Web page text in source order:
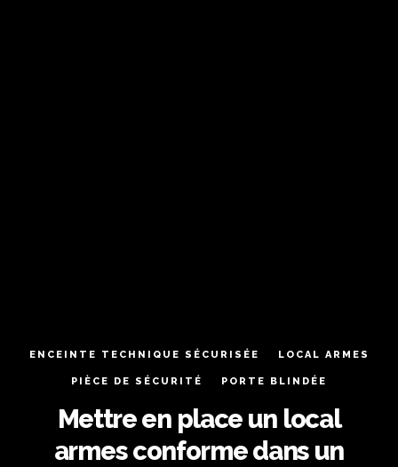
ENCEINTE TECHNIQUE SÉCURISÉE LOCAL ARMES
PIÈCE DE SÉCURITÉ PORTE BLINDÉE
Mettre en place un local
armes conforme dans un